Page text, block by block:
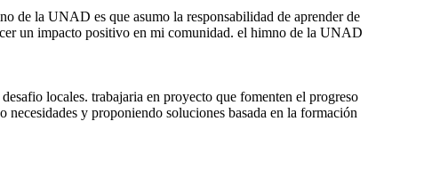
de la UNAD es que asumo la responsabilidad de aprender de
un impacto positivo en mi comunidad. el himno de la UNAD
locales. trabajaria en proyecto que fomenten el progreso
y proponiendo soluciones basada en la formación